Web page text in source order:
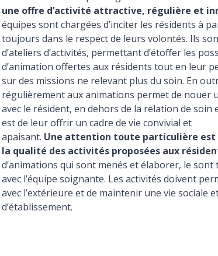
une offre d’activité attractive, régulière et
équipes sont chargées d’inciter les résidents à
toujours dans le respect de leurs volontés. Ils
d’ateliers d’activités, permettant d’étoffer les
d’animation offertes aux résidents tout en leur
sur des missions ne relevant plus du soin. En
régulièrement aux animations permet de nouer
avec le résident, en dehors de la relation de soin
est de leur offrir un cadre de vie convivial et
apaisant. Une attention toute particulière
la qualité des activités proposées aux
d’animations qui sont menés et élaborer, le
avec l’équipe soignante. Les activités doivent
avec l’extérieure et de maintenir une vie sociale
d’établissement.